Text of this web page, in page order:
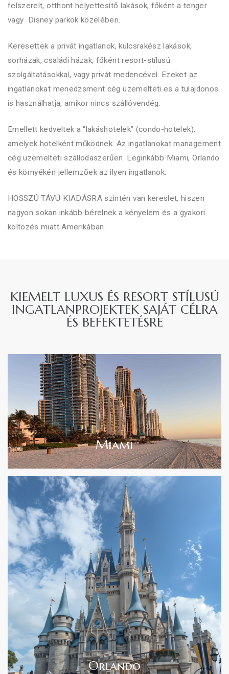
felszerelt, otthont helyettesítő lakások, főként a tenger
vagy Disney parkok közelében.
Keresettek a privát ingatlanok, kulcsrakész lakások,
sorházak, családi házak, főként resort-stílusú
szolgáltatásokkal, vagy privát medencével. Ezeket az
ingatlanokat menedzsment cég üzemelteti es a tulajdonos
is használhatja, amikor nincs szállóvendég.
Emellett kedveltek a “lakáshotelek” (condo-hotelek),
amelyek hotelként működnek. Az ingatlanokat management
cég üzemelteti szállodaszerűen. Leginkább Miami, Orlando
és környékén jellemzőek az ilyen ingatlanok.
HOSSZÚ TÁVÚ KIADÁSRA szintén van kereslet, hiszen
nagyon sokan inkább bérelnek a kényelem és a gyakori
költözés miatt Amerikában.
KIEMELT LUXUS ÉS RESORT STÍLUSÚ
INGATLANPROJEKTEK SAJÁT CÉLRA
ÉS BEFEKTETÉSRE
Miami
Orlando